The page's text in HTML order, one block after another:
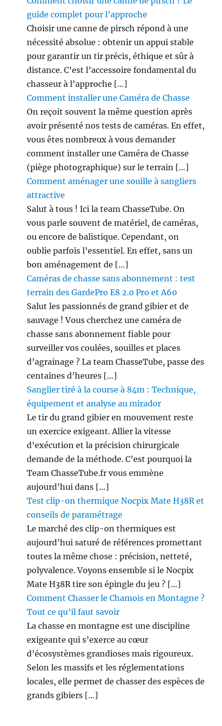
guide complet pour l’approche
Choisir une canne de pirsch répond à une
nécessité absolue : obtenir un appui stable
pour garantir un tir précis, éthique et sûr à
distance. C’est l’accessoire fondamental du
chasseur à l’approche […]
Comment installer une Caméra de Chasse
On reçoit souvent la même question après
avoir présenté nos tests de caméras. En effet,
vous êtes nombreux à vous demander
comment installer une Caméra de Chasse
(piège photographique) sur le terrain […]
Comment aménager une souille à sangliers
attractive
Salut à tous ! Ici la team ChasseTube. On
vous parle souvent de matériel, de caméras,
ou encore de balistique. Cependant, on
oublie parfois l’essentiel. En effet, sans un
bon aménagement de […]
Caméras de chasse sans abonnement : test
terrain des GardePro E8 2.0 Pro et A60
Salut les passionnés de grand gibier et de
sauvage ! Vous cherchez une caméra de
chasse sans abonnement fiable pour
surveiller vos coulées, souilles et places
d’agrainage ? La team ChasseTube, passe des
centaines d’heures […]
Sanglier tiré à la course à 84m : Technique,
équipement et analyse au mirador
Le tir du grand gibier en mouvement reste
un exercice exigeant. Allier la vitesse
d’exécution et la précision chirurgicale
demande de la méthode. C’est pourquoi la
Team ChasseTube.fr vous emmène
aujourd’hui dans […]
Test clip-on thermique Nocpix Mate H38R et
conseils de paramétrage
Le marché des clip-on thermiques est
aujourd’hui saturé de références promettant
toutes la même chose : précision, netteté,
polyvalence. Voyons ensemble si le Nocpix
Mate H38R tire son épingle du jeu ? […]
Comment Chasser le Chamois en Montagne ?
Tout ce qu’il faut savoir
La chasse en montagne est une discipline
exigeante qui s’exerce au cœur
d’écosystèmes grandioses mais rigoureux.
Selon les massifs et les réglementations
locales, elle permet de chasser des espèces de
grands gibiers […]